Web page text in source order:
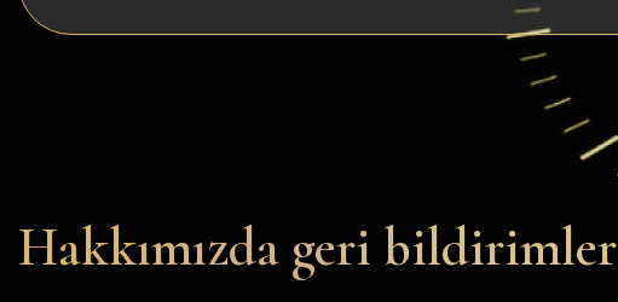
Notcoin (NOT)
Dogecoin
Hakkımızda geri bildirimler